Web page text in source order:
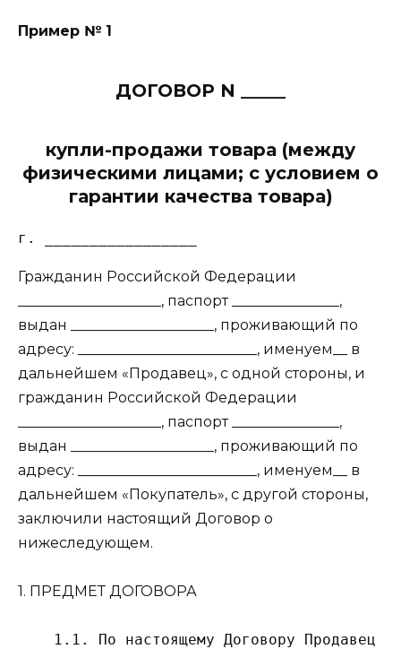
Пример № 1
ДОГОВОР N _____
купли-продажи товара (между
физическими лицами; с условием о
гарантии качества товара)
Гражданин Российской Федерации
____________________, паспорт _______________,
выдан ____________________, проживающий по
адресу: _________________________, именуем__ в
дальнейшем «Продавец», с одной стороны, и
гражданин Российской Федерации
____________________, паспорт _______________,
выдан ____________________, проживающий по
адресу: _________________________, именуем__ в
дальнейшем «Покупатель», с другой стороны,
заключили настоящий Договор о
нижеследующем.
1. ПРЕДМЕТ ДОГОВОРА
1.1. По настоящему Договору Продавец